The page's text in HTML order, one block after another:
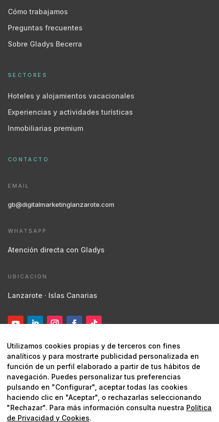
Cómo trabajamos
Preguntas frecuentes
Sobre Gladys Becerra
SECTORES
Hoteles y alojamientos vacacionales
Experiencias y actividades turísticas
Inmobiliarias premium
CONTACTO
EMAIL
gb@digitalmarketinglanzarote.com
WHATSAPP
Atención directa con Gladys
UBICACIÓN
Lanzarote · Islas Canarias
© 2026 Digital Marketing Lanzarote ·Marketing estratégico y
digital
Utilizamos cookies propias y de terceros con fines
analíticos y para mostrarte publicidad personalizada en
función de un perfil elaborado a partir de tus hábitos de
navegación. Puedes personalizar tus preferencias
pulsando en "Configurar", aceptar todas las cookies
haciendo clic en "Aceptar", o rechazarlas seleccionando
"Rechazar". Para más información consulta nuestra Política
de Privacidad y Cookies.